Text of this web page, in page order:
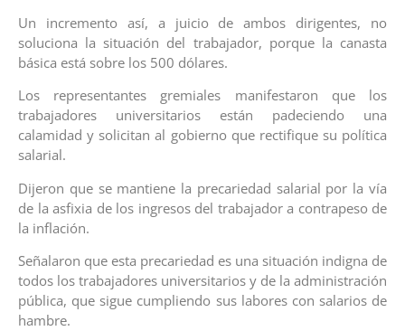
Un incremento así, a juicio de ambos dirigentes, no
soluciona la situación del trabajador, porque la canasta
básica está sobre los 500 dólares.
Los representantes gremiales manifestaron que los
trabajadores universitarios están padeciendo una
calamidad y solicitan al gobierno que rectifique su política
salarial.
Dijeron que se mantiene la precariedad salarial por la vía
de la asfixia de los ingresos del trabajador a contrapeso de
la inflación.
Señalaron que esta precariedad es una situación indigna de
todos los trabajadores universitarios y de la administración
pública, que sigue cumpliendo sus labores con salarios de
hambre.